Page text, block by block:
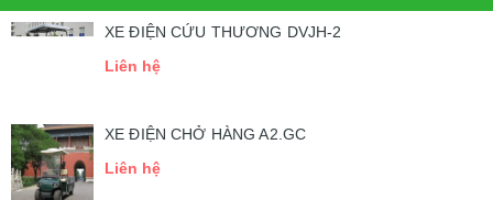
XE ĐIỆN CỨU THƯƠNG DVJH-2
Liên hệ
XE ĐIỆN CHỞ HÀNG A2.GC
Liên hệ